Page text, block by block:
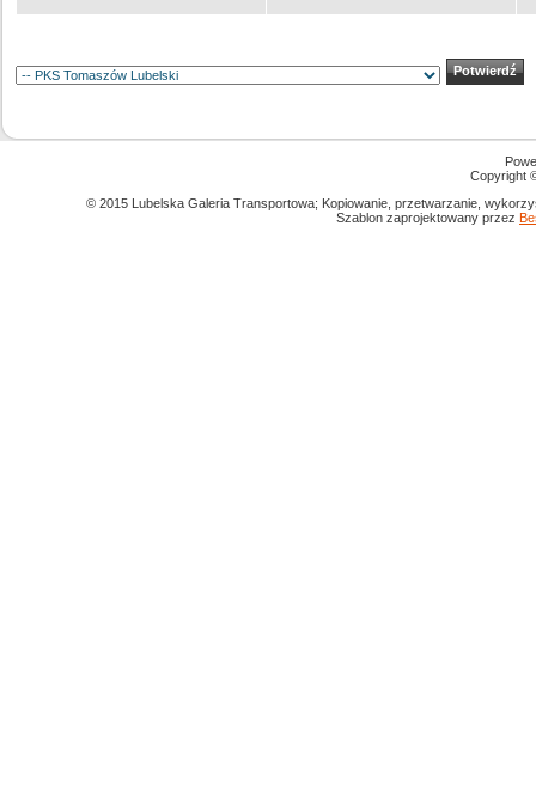
Copyright
© 2015 Lubelska Galeria Transportowa; Kopiowanie, przetwarzanie,
Szablon zaprojektowany przez